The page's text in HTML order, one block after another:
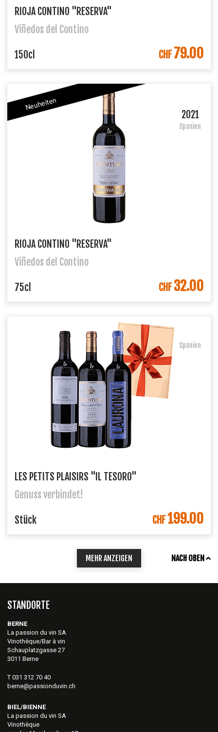
RIOJA CONTINO "RESERVA"
Viñedos del Contino
IN DEN WARENKORB
150cl CHF79.00
Neuheiten
2021
Spanien
RIOJA CONTINO "RESERVA"
Viñedos del Contino
IN DEN WARENKORB
75cl CHF32.00
Spanien
LES PETITS PLAISIRS "IL TESORO"
Genuss verbindet!
IN DEN WARENKORB
Stück CHF199.00
MEHR ANZEIGEN NACH OBEN
STANDORTE
BERNE
La passion du vin SA
Vinothèque/Bar à vin
Schauplatzgasse 27
3011 Berne
T 031 312 70 40
berne@passionduvin.ch
BIEL/BIENNE
La passion du vin SA
Vinothèque